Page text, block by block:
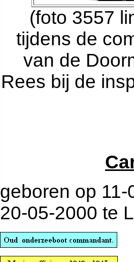
(foto 3557
tijdens de
van de
Rees bij de
geboren op
20-05-2000 te